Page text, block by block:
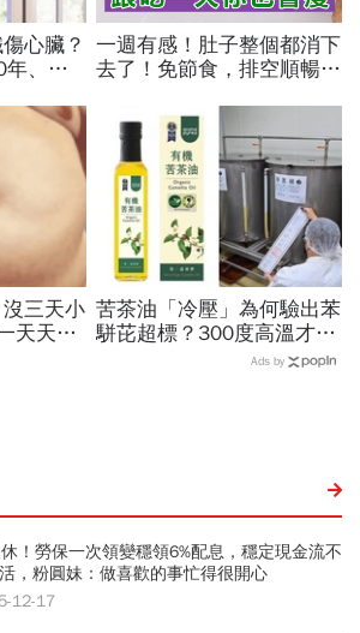
心臟？
、早
杯」更
一週有感！肚子整個都消下
去了！免節食，排空順暢就
三天小
天天變
苦茶油「冷壓」為何驗出苯
駢芘超標？300度高溫才大
量形成，哪個環節出問題？
Ads by
！勞保一次領變穩領6%配息，穩定現金流不
，粉圓妹：做喜歡的事忙得很開心
12-17